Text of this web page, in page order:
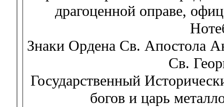
драгоценной оправе,
Знаки Ордена Св. Апостола
Св.
Государственный
богов и царь